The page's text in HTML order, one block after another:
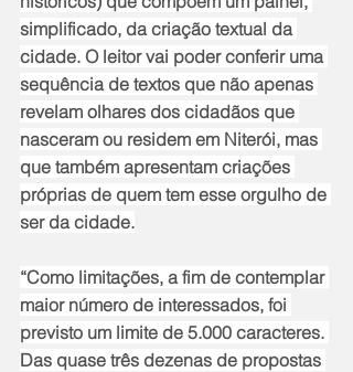
simplificado, da criação textual da
cidade. O leitor vai poder conferir uma
sequência de textos que não apenas
revelam olhares dos cidadãos que
nasceram ou residem em Niterói, mas
que também apresentam criações
próprias de quem tem esse orgulho de
ser da cidade.
“Como limitações, a fim de contemplar
maior número de interessados, foi
previsto um limite de 5.000 caracteres.
Das quase três dezenas de propostas